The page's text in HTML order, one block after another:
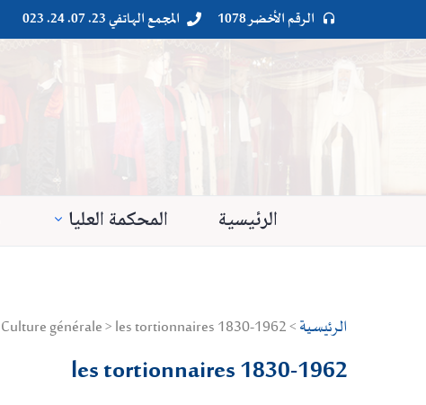

 الرقم الأخضر 1078 
 المجمع الهاتفي 23. 07. 24. 023
الرئيسية المحكمة العليا
الرئيسية> Droit privé > Culture générale > les tortionnaires 1830-1962
les tortionnaires 1830-1962